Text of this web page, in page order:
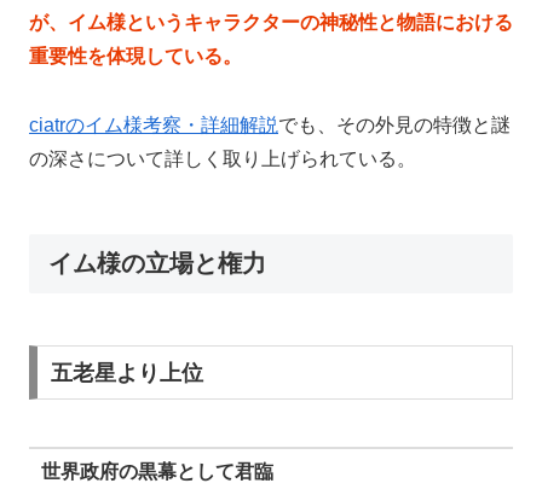
が、イム様というキャラクターの神秘性と物語における
重要性を体現している。
ciatrのイム様考察・詳細解説でも、その外見の特徴と謎
の深さについて詳しく取り上げられている。
イム様の立場と権力
五老星より上位
世界政府の黒幕として君臨